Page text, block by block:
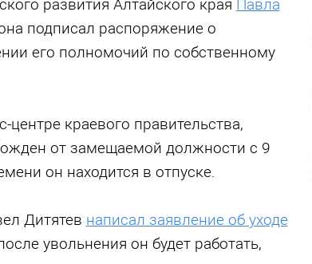
развития Алтайского края Павла
подписал распоряжение о
его полномочий по собственному
краевого правительства,
от замещаемой должности с 9
он находится в отпуске.
Дитятев написал заявление об уходе
увольнения он будет работать,